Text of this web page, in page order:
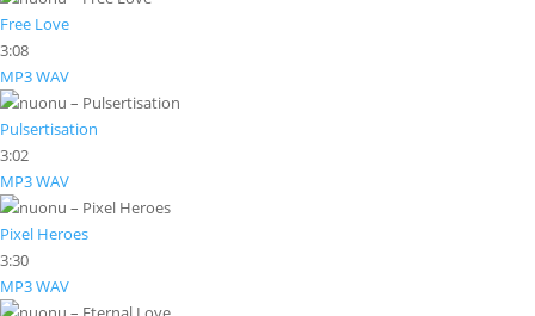
Free Love
3:08
MP3WAV
Pulsertisation
3:02
MP3WAV
Pixel Heroes
3:30
MP3WAV